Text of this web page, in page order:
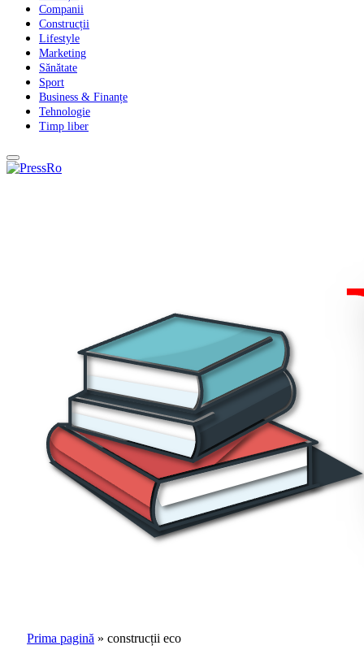
Companii
Construcții
Lifestyle
Marketing
Sănătate
Sport
Business & Finanțe
Tehnologie
Timp liber
Prima pagină » construcții eco